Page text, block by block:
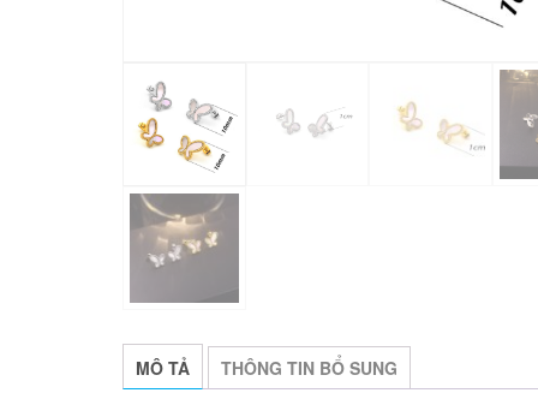
MÔ TẢ THÔNG TIN BỔ SUNG